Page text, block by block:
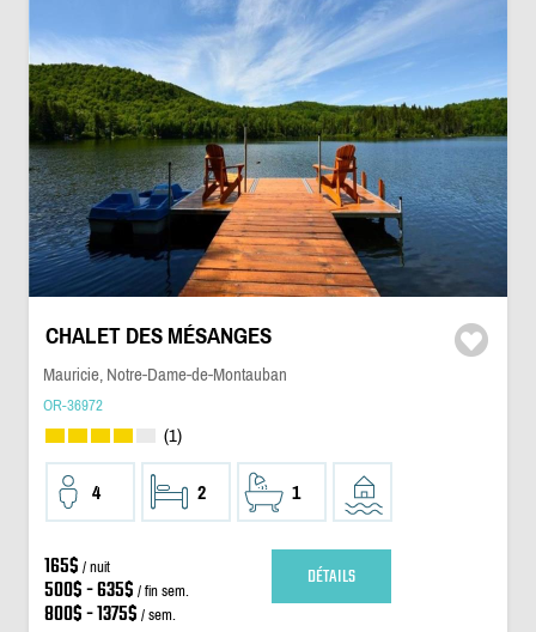
CHALET DES MÉSANGES
Mauricie, Notre-Dame-de-Montauban
OR-36972
(1)
4 2 1
165$ / nuit
500$ - 635$ / fin sem.
800$ - 1375$ / sem.
DÉTAILS